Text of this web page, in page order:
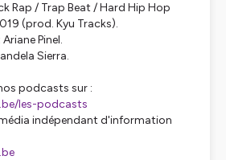
Rap / Trap Beat / Hard Hip Hop
(prod. Kyu Tracks).
Pinel.
Sierra.
podcasts sur :
les-podcasts
indépendant d'information